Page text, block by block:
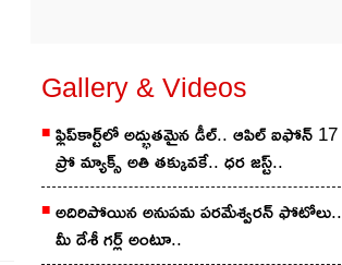
Gallery & Videos
ఫ్లిప్‌కార్ట్‌లో అద్భుతమైన డీల్.. ఆపిల్ ఐఫోన్ 17
ప్రో మ్యాక్స్ అతి తక్కువకే.. ధర జస్ట్..
అదిరిపోయిన అనుప‌మ ప‌ర‌మేశ్వ‌ర‌న్ ఫోటోలు..
మీ దేశీ గ‌ర్ల్ అంటూ..